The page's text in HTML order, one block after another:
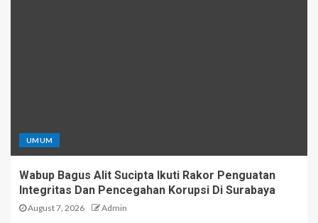
UMUM
Wabup Bagus Alit Sucipta Ikuti Rakor Penguatan
Integritas Dan Pencegahan Korupsi Di Surabaya
August 7, 2026 Admin